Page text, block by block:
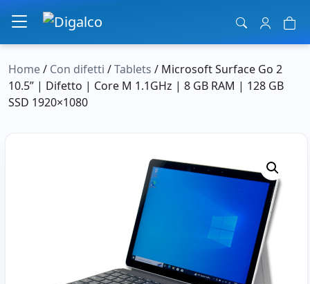
Navigazione principale
Home/ Con difetti /Tablets / Microsoft Surface Go 2
10.5” | Difetto | Core M 1.1GHz | 8 GB RAM | 128 GB
SSD 1920×1080